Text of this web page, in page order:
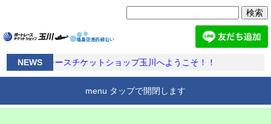
索:
NEWS
ボートレースチケットショップ玉川へようこそ！！
menu タップで開閉します